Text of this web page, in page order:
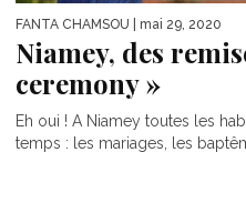
FANTA CHAMSOU | mai 29, 2020
Niamey, des
ceremony »
Eh oui ! A Niamey toutes les
temps : les mariages, les